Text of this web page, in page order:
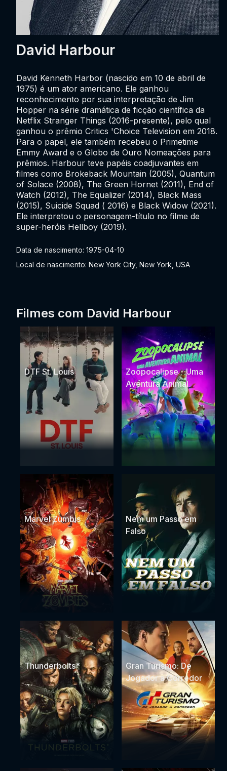
David Harbour
Data de nascimento: 1975-04-10
Local de nascimento: New York City, New York, USA
David Kenneth Harbor (nascido em 10 de abril de
1975) é um ator americano. Ele ganhou
reconhecimento por sua interpretação de Jim
Hopper na série dramática de ficção científica da
Netflix Stranger Things (2016-presente), pelo qual
ganhou o prêmio Critics 'Choice Television em 2018.
Para o papel, ele também recebeu o Primetime
Emmy Award e o Globo de Ouro Nomeações para
prêmios. Harbour teve papéis coadjuvantes em
filmes como Brokeback Mountain (2005), Quantum
of Solace (2008), The Green Hornet (2011), End of
Watch (2012), The Equalizer (2014), Black Mass
(2015), Suicide Squad ( 2016) e Black Widow (2021).
Ele interpretou o personagem-título no filme de
super-heróis Hellboy (2019).
Filmes com David Harbour
DTF St. Louis
Zoopocalipse - Uma
Aventura Animal
Marvel Zumbis
Nem um Passo em
Falso
Thunderbolts*
Gran Turismo: De
Jogador a Corredor